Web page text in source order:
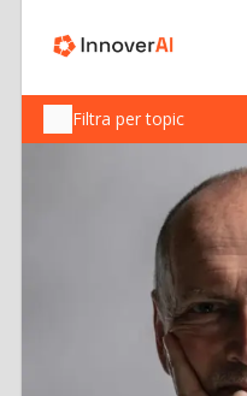
Filtra per topic